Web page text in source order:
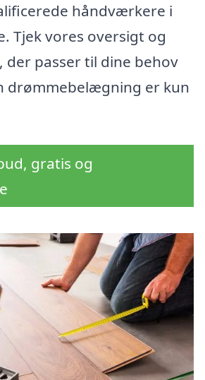
håndværkere i
Tjek vores oversigt og
der passer til dine behov
drømmebelægning er kun
gratis og